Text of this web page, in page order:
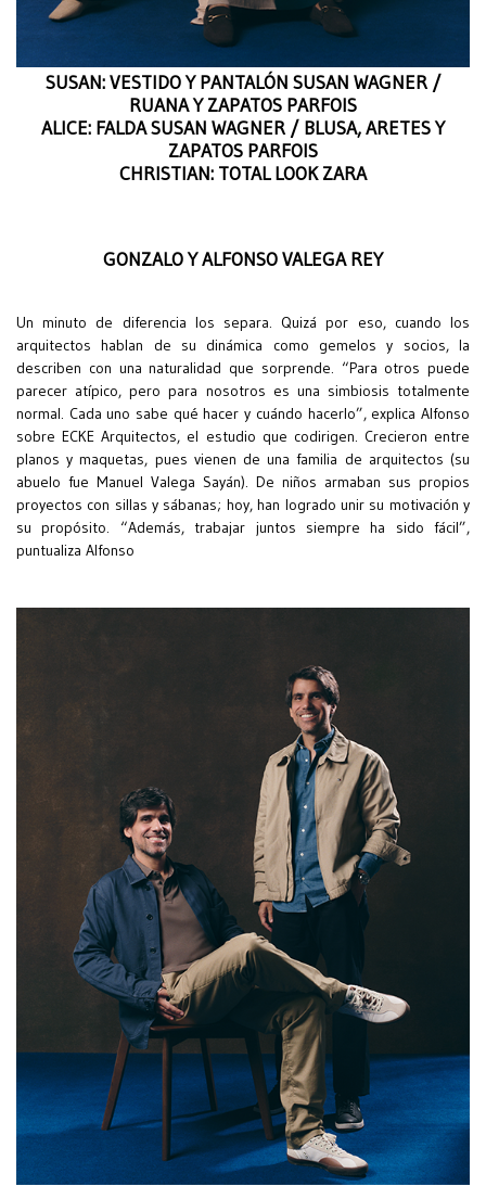
SUSAN: VESTIDO Y PANTALÓN SUSAN WAGNER /
RUANA Y ZAPATOS PARFOIS
ALICE: FALDA SUSAN WAGNER / BLUSA, ARETES Y
ZAPATOS PARFOIS
CHRISTIAN: TOTAL LOOK ZARA
GONZALO Y ALFONSO VALEGA REY
Un minuto de diferencia los separa. Quizá por eso, cuando los
arquitectos hablan de su dinámica como gemelos y socios, la
describen con una naturalidad que sorprende. “Para otros puede
parecer atípico, pero para nosotros es una simbiosis totalmente
normal. Cada uno sabe qué hacer y cuándo hacerlo”, explica Alfonso
sobre ECKE Arquitectos, el estudio que codirigen. Crecieron entre
planos y maquetas, pues vienen de una familia de arquitectos (su
abuelo fue Manuel Valega Sayán). De niños armaban sus propios
proyectos con sillas y sábanas; hoy, han logrado unir su motivación y
su propósito. “Además, trabajar juntos siempre ha sido fácil”,
puntualiza Alfonso